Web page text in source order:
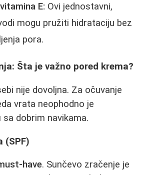
E: Ovi jednostavni,
mogu pružiti hidrataciju bez
pora.
Šta je važno pored krema?
nije dovoljna. Za očuvanje
vrata neophodno je
dobrim navikama.
(SPF)
have. Sunčevo zračenje je